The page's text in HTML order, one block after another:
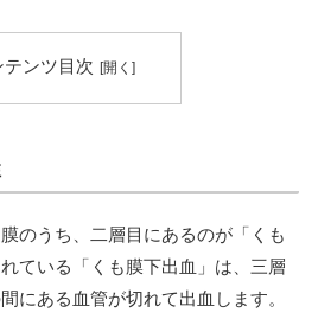
テンツ目次
のうち、二層目にあるのが「くも
ている「くも膜下出血」は、三層
にある血管が切れて出血します。